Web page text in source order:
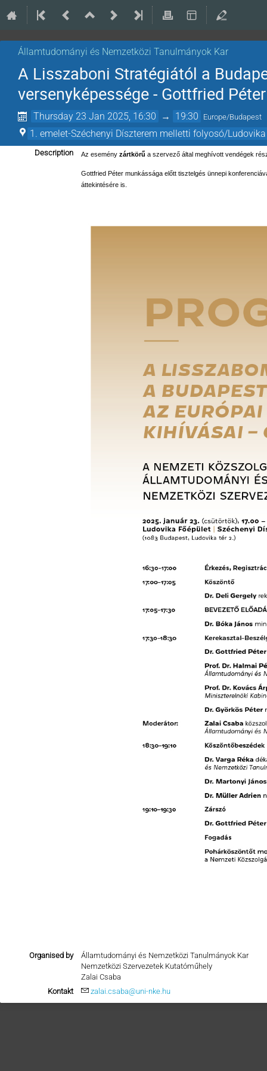
Államtudományi és Nemzetközi Tanulmányok Kar
A Lisszaboni Stratégiától a
versenyképessége - Gottfried
Thursday 23 Jan 2025, 16:30 → 19:30 Europe/Budapest
1. emelet-Széchenyi Díszterem melletti folyosó/
Description Az esemény zártkörű a szervező által meghívott vendégek
Gottfried Péter munkássága előtt tisztelgés ünnepi
áttekintésére is.
Organised by
Államtudományi és Nemzetközi Tanulmányok Kar
Nemzetközi Szervezetek Kutatóműhely
Zalai Csaba
Kontakt
zalai.csaba@uni-nke.hu